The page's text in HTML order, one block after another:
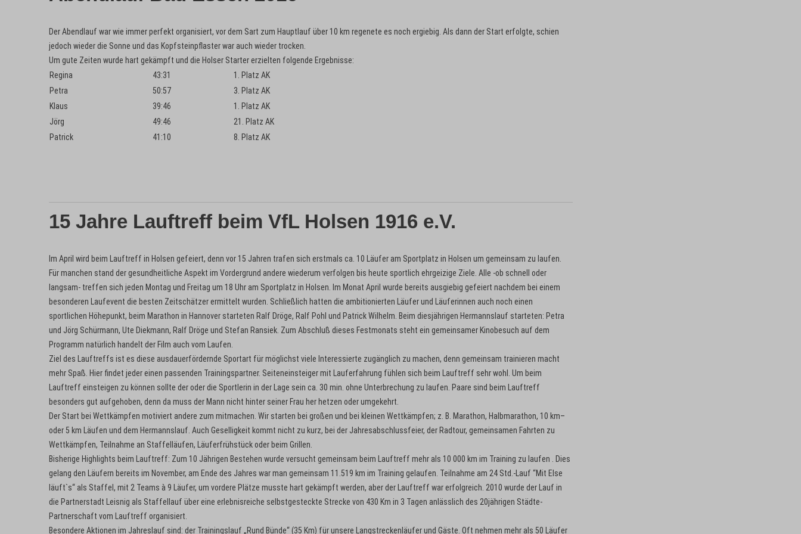
Der Abendlauf war wie immer perfekt organisiert, vor dem Sart zum Hauptlauf über 10 km regenete es noch ergiebig. Als dann der Start erfolgte, schien
jedoch wieder die Sonne und das Kopfsteinpflaster war auch wieder trocken.
Um gute Zeiten wurde hart gekämpft und die Holser Starter erzielten folgende Ergebnisse:
Regina
43:31
1. Platz AK
Petra
50:57
3. Platz AK
Klaus
39:46
1. Platz AK
Jörg
49:46
21. Platz AK
Patrick
41:10 8. Platz AK
15 Jahre Lauftreff beim VfL Holsen 1916 e.V.
Im April wird beim Lauftreff in Holsen gefeiert, denn vor 15 Jahren trafen sich erstmals ca. 10 Läufer am Sportplatz in Holsen um gemeinsam zu laufen.
Für manchen stand der gesundheitliche Aspekt im Vordergrund andere wiederum verfolgen bis heute sportlich ehrgeizige Ziele. Alle -ob schnell oder
langsam- treffen sich jeden Montag und Freitag um 18 Uhr am Sportplatz in Holsen. Im Monat April wurde bereits ausgiebig gefeiert nachdem bei einem
besonderen Laufevent die besten Zeitschätzer ermittelt wurden. Schließlich hatten die ambitionierten Läufer und Läuferinnen auch noch einen
sportlichen Höhepunkt, beim Marathon in Hannover starteten Ralf Dröge, Ralf Pohl und Patrick Wilhelm. Beim diesjährigen Hermannslauf starteten: Petra
und Jörg Schürmann, Ute Diekmann, Ralf Dröge und Stefan Ransiek. Zum Abschluß dieses Festmonats steht ein gemeinsamer Kinobesuch auf dem
Programm natürlich handelt der Film auch vom Laufen.
Ziel des Lauftreffs ist es diese ausdauerfördernde Sportart für möglichst viele Interessierte zugänglich zu machen, denn gemeinsam trainieren macht
mehr Spaß. Hier findet jeder einen passenden Trainingspartner. Seiteneinsteiger mit Lauferfahrung fühlen sich beim Lauftreff sehr wohl. Um beim
Lauftreff einsteigen zu können sollte der oder die Sportlerin in der Lage sein ca. 30 min. ohne Unterbrechung zu laufen. Paare sind beim Lauftreff
besonders gut aufgehoben, denn da muss der Mann nicht hinter seiner Frau her hetzen oder umgekehrt.
Der Start bei Wettkämpfen motiviert andere zum mitmachen. Wir starten bei großen und bei kleinen Wettkämpfen; z. B. Marathon, Halbmarathon, 10 km–
oder 5 km Läufen und dem Hermannslauf. Auch Geselligkeit kommt nicht zu kurz, bei der Jahresabschlussfeier, der Radtour, gemeinsamen Fahrten zu
Wettkämpfen, Teilnahme an Staffelläufen, Läuferfrühstück oder beim Grillen.
Bisherige Highlights beim Lauftreff: Zum 10 Jährigen Bestehen wurde versucht gemeinsam beim Lauftreff mehr als 10 000 km im Training zu laufen . Dies
gelang den Läufern bereits im November, am Ende des Jahres war man gemeinsam 11.519 km im Training gelaufen. Teilnahme am 24 Std.-Lauf “Mit Else
läuft`s“ als Staffel, mit 2 Teams à 9 Läufer, um vordere Plätze musste hart gekämpft werden, aber der Lauftreff war erfolgreich. 2010 wurde der Lauf in
die Partnerstadt Leisnig als Staffellauf über eine erlebnisreiche selbstgesteckte Strecke von 430 Km in 3 Tagen anlässlich des 20jährigen Städte-
Partnerschaft vom Lauftreff organisiert.
Besondere Aktionen im Jahreslauf sind: der Trainingslauf „Rund Bünde“ (35 Km) für unsere Langstreckenläufer und Gäste. Oft nehmen mehr als 50 Läufer